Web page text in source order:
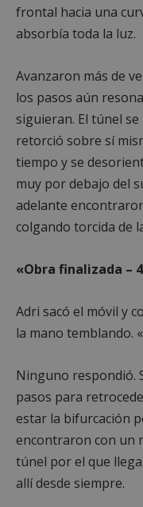
frontal hacia una
absorbía toda la luz.
Avanzaron más de
los pasos aún
siguieran. El túnel
retorció sobre sí
tiempo y se
muy por debajo del
adelante
colgando torcida de
«Obra finalizada –
Adri sacó el móvil y
la mano temblando.
Ninguno respondió.
pasos para
estar la bifurcación
encontraron con un
túnel por el que
allí desde siempre.